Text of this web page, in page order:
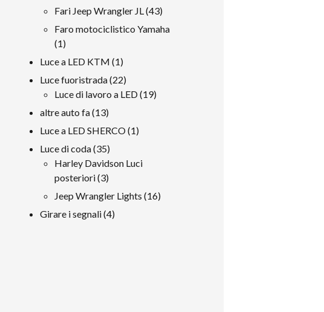
prodotti
Fari Jeep Wrangler JL 4343
prodotti
Faro motociclistico Yamaha
11
prodotto
Luce a LED KTM 11
prodotto
Luce fuoristrada 2222
prodotti
Luce di lavoro a LED 1919
altre auto fa 1313
prodotti
Luce a LED SHERCO 11
Luce di coda 3535
prodotti
Harley Davidson Luci
posteriori 33
prodotti
Jeep Wrangler Lights 1616
Girare i segnali 44